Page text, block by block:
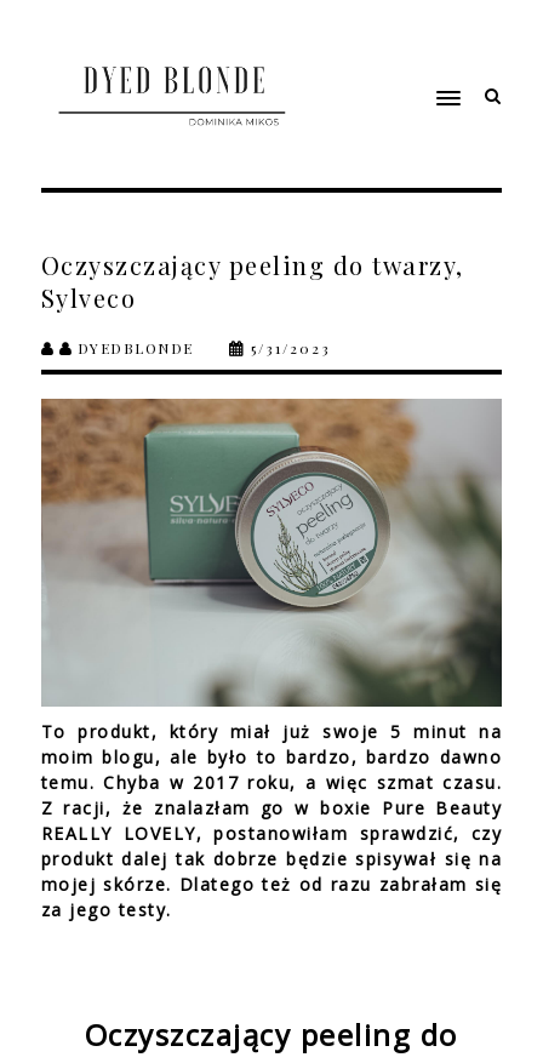
Oczyszczający peeling do twarzy,
Sylveco
DYEDBLONDE 5/31/2023
To produkt, który miał już swoje 5 minut na
moim blogu, ale było to bardzo, bardzo dawno
temu. Chyba w 2017 roku, a więc szmat czasu.
Z racji, że znalazłam go w boxie Pure Beauty
REALLY LOVELY, postanowiłam sprawdzić, czy
produkt dalej tak dobrze będzie spisywał się na
mojej skórze. Dlatego też od razu zabrałam się
za jego testy.
Oczyszczający peeling do